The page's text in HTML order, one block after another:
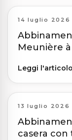
14 luglio 2026
Meunière
Leggi l'articolo
13 luglio 2026
casera con